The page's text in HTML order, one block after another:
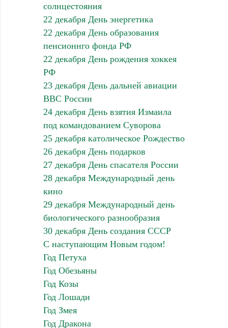
солнцестояния
22 декабря День энергетика
22 декабря День образования
пенсионнго фонда РФ
22 декабря День рождения хоккея
РФ
23 декабря День дальней авиации
ВВС России
24 декабря День взятия Измаила
под командованием Суворова
25 декабря католическое Рождество
26 декабря День подарков
27 декабря День спасателя России
28 декабря Международный день
кино
29 декабря Международный день
биологического разнообразия
30 декабря День создания СССР
С наступающим Новым годом!
Год Петуха
Год Обезьяны
Год Козы
Год Лошади
Год Змея
Год Дракона